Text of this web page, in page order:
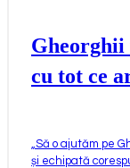
Gheorghii
cu tot ce
Să o ajutăm pe
și echipată